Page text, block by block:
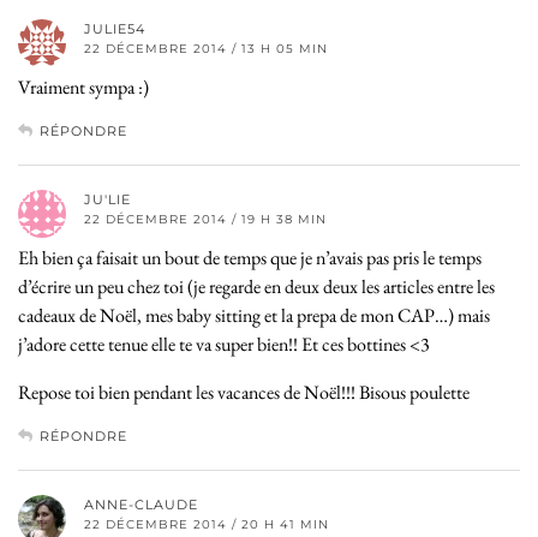
JULIE54
22 DÉCEMBRE 2014 / 13 H 05 MIN
Vraiment sympa :)
RÉPONDRE
JU'LIE
22 DÉCEMBRE 2014 / 19 H 38 MIN
Eh bien ça faisait un bout de temps que je n’avais pas pris le temps
d’écrire un peu chez toi (je regarde en deux deux les articles entre les
cadeaux de Noël, mes baby sitting et la prepa de mon CAP…) mais
j’adore cette tenue elle te va super bien!! Et ces bottines <3
Repose toi bien pendant les vacances de Noël!!! Bisous poulette
RÉPONDRE
ANNE-CLAUDE
22 DÉCEMBRE 2014 / 20 H 41 MIN